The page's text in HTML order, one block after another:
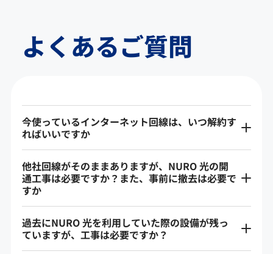
よくあるご質問
今使っているインターネット回線は、いつ解約す
ればいいですか
他社回線がそのままありますが、NURO 光の開
通工事は必要ですか？また、事前に撤去は必要で
すか
過去にNURO 光を利用していた際の設備が残っ
ていますが、工事は必要ですか？